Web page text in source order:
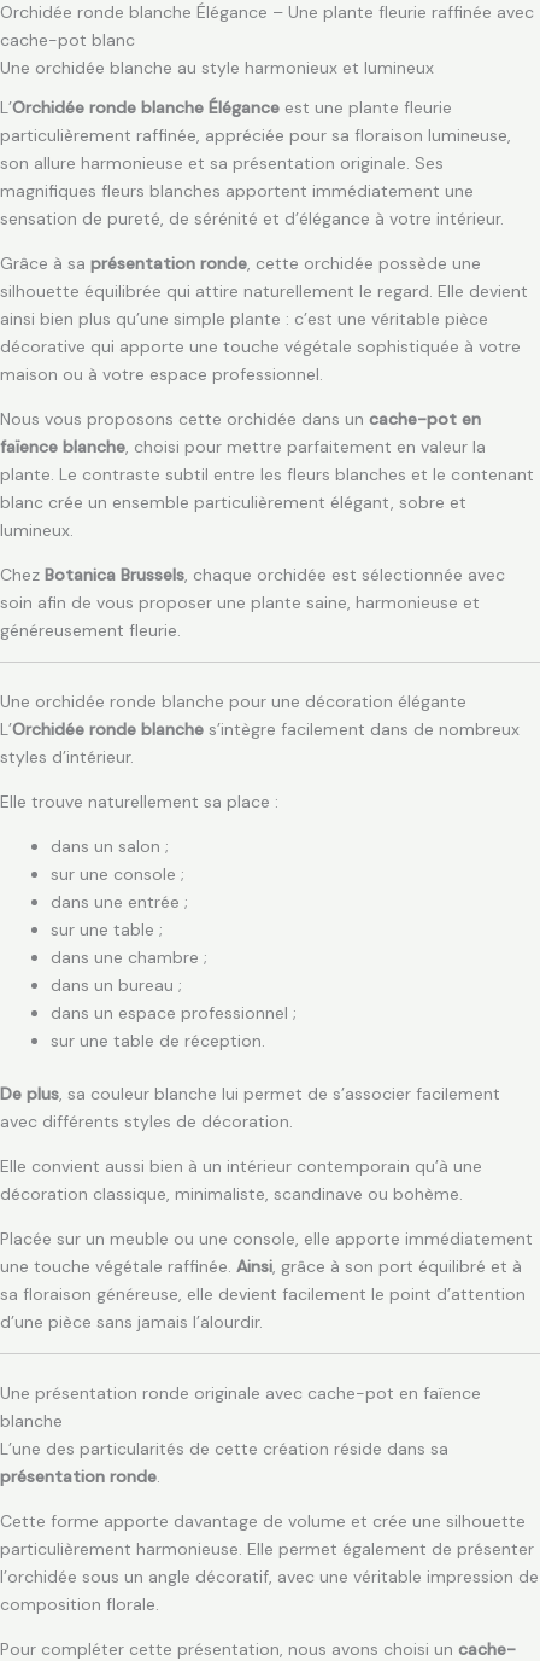
Orchidée ronde blanche Élégance – Une plante fleurie raffinée avec
cache-pot blanc
Une orchidée blanche au style harmonieux et lumineux
L’Orchidée ronde blanche Élégance est une plante fleurie
particulièrement raffinée, appréciée pour sa floraison lumineuse,
son allure harmonieuse et sa présentation originale. Ses
magnifiques fleurs blanches apportent immédiatement une
sensation de pureté, de sérénité et d’élégance à votre intérieur.
Grâce à sa présentation ronde, cette orchidée possède une
silhouette équilibrée qui attire naturellement le regard. Elle devient
ainsi bien plus qu’une simple plante : c’est une véritable pièce
décorative qui apporte une touche végétale sophistiquée à votre
maison ou à votre espace professionnel.
Nous vous proposons cette orchidée dans un cache-pot en
faïence blanche, choisi pour mettre parfaitement en valeur la
plante. Le contraste subtil entre les fleurs blanches et le contenant
blanc crée un ensemble particulièrement élégant, sobre et
lumineux.
Chez Botanica Brussels, chaque orchidée est sélectionnée avec
soin afin de vous proposer une plante saine, harmonieuse et
généreusement fleurie.
Une orchidée ronde blanche pour une décoration élégante
L’Orchidée ronde blanche s’intègre facilement dans de nombreux
styles d’intérieur.
Elle trouve naturellement sa place :
dans un salon ;
sur une console ;
dans une entrée ;
sur une table ;
dans une chambre ;
dans un bureau ;
dans un espace professionnel ;
sur une table de réception.
De plus, sa couleur blanche lui permet de s’associer facilement
avec différents styles de décoration.
Elle convient aussi bien à un intérieur contemporain qu’à une
décoration classique, minimaliste, scandinave ou bohème.
Placée sur un meuble ou une console, elle apporte immédiatement
une touche végétale raffinée. Ainsi, grâce à son port équilibré et à
sa floraison généreuse, elle devient facilement le point d’attention
d’une pièce sans jamais l’alourdir.
Une présentation ronde originale avec cache-pot en faïence
blanche
L’une des particularités de cette création réside dans sa
présentation ronde.
Cette forme apporte davantage de volume et crée une silhouette
particulièrement harmonieuse. Elle permet également de présenter
l’orchidée sous un angle décoratif, avec une véritable impression de
composition florale.
Pour compléter cette présentation, nous avons choisi un cache-